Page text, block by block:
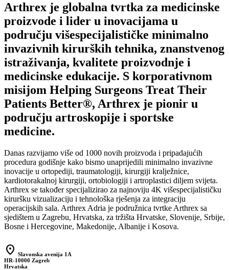
Arthrex je globalna tvrtka za medicinske
proizvode i lider u inovacijama u
području višespecijalističke minimalno
invazivnih kirurških tehnika, znanstvenog
istraživanja, kvalitete proizvodnje i
medicinske edukacije. S korporativnom
misijom Helping Surgeons Treat Their
Patients Better®, Arthrex je pionir u
području artroskopije i sportske
medicine.
Danas razvijamo više od 1000 novih proizvoda i pripadajućih
procedura godišnje kako bismo unaprijedili minimalno invazivne
inovacije u ortopediji, traumatologiji, kirurgiji kralježnice,
kardiotorakalnoj kirurgiji, ortobiologiji i artroplastici diljem svijeta.
Arthrex se također specijalizirao za najnoviju 4K višespecijalističku
kiruršku vizualizaciju i tehnološka rješenja za integraciju
operacijskih sala. Arthrex Adria je podružnica tvrtke Arthrex sa
sjedištem u Zagrebu, Hrvatska, za tržišta Hrvatske, Slovenije, Srbije,
Bosne i Hercegovine, Makedonije, Albanije i Kosova.
location_on Slavonska avenija 1A
HR-10000 Zagreb
Hrvatska